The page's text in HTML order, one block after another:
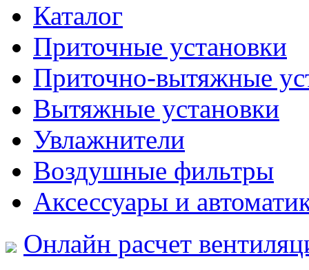
Каталог
Приточные установки
Приточно-вытяжные
Вытяжные установки
Увлажнители
Воздушные фильтры
Аксессуары и
Онлайн расчет